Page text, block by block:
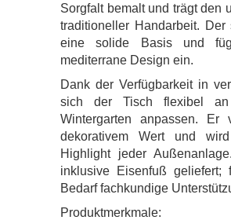
Sorgfalt bemalt und trägt den
traditioneller Handarbeit.
eine solide Basis und
mediterrane Design ein.
Dank der Verfügbarkeit in
sich der Tisch flexibel an
Wintergarten anpassen. Er
dekorativem Wert und
Highlight jeder
inklusive Eisenfuß
Bedarf fachkundige
Produktmerkmale: